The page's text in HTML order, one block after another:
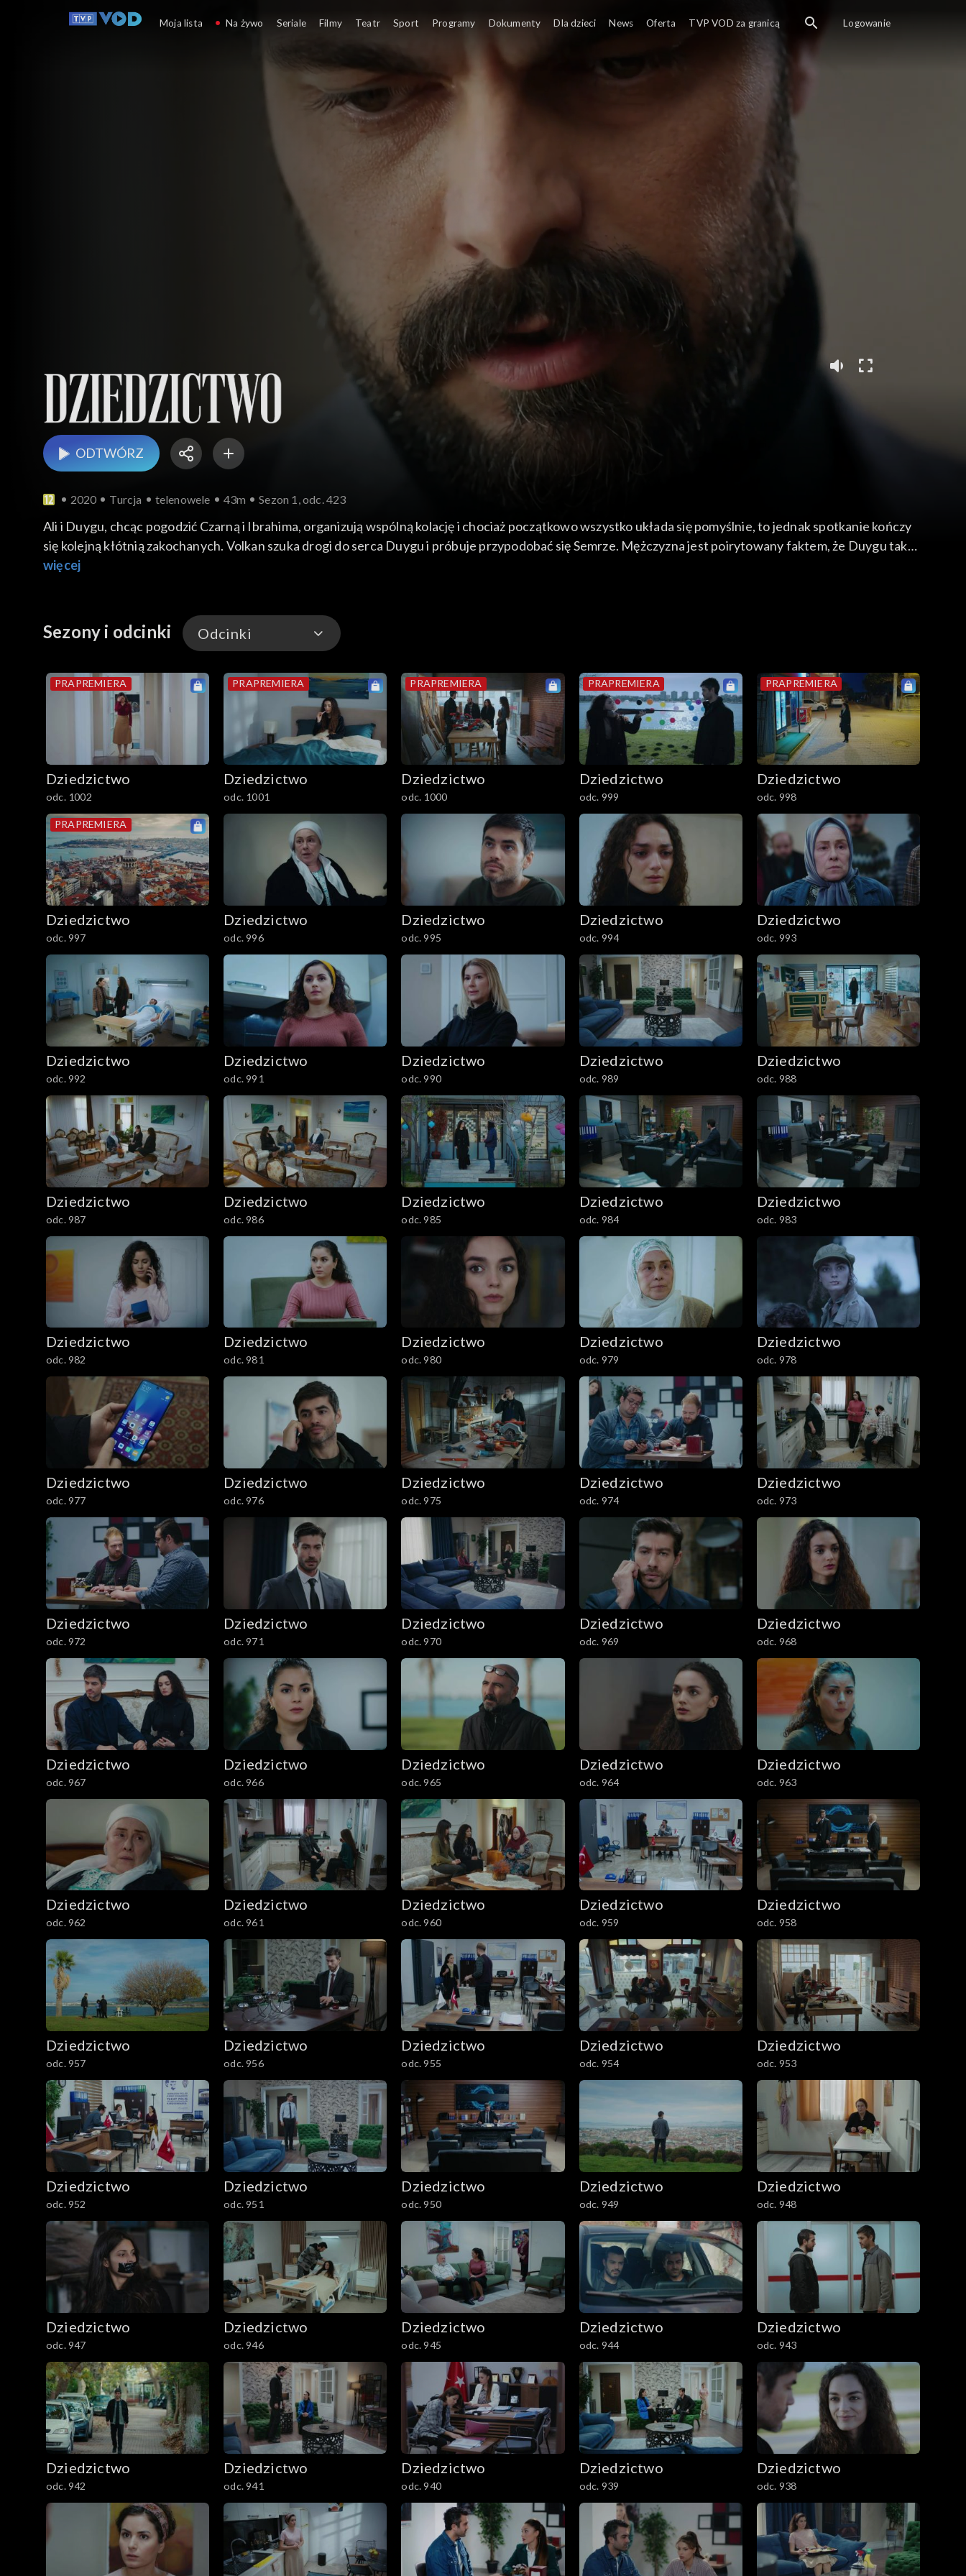
ODTWÓRZ
2020 Turcja telenowele 43m Sezon 1, odc. 423
Ali i Duygu, chcąc pogodzić Czarną i Ibrahima, organizują wspólną kolację i chociaż początkowo wszystko układa się pomyślnie, to jednak spotkanie kończy
się kolejną kłótnią zakochanych. Volkan szuka drogi do serca Duygu i próbuje przypodobać się Semrze. Mężczyzna jest poirytowany faktem, że Duygu tak
dużo czasu spędza z Alim. Canan naciska Seher, by traktowała Yamana z coraz większą obojętnością i dała mu do zrozumienia, że coś łączy ją z Fikretem.
więcej
Sezony i odcinki Odcinki
Odcinki
PRAPREMIERA
Dziedzictwo
odc. 1002
PRAPREMIERA
Dziedzictwo
odc. 1001
PRAPREMIERA
Dziedzictwo
odc. 1000
PRAPREMIERA
Dziedzictwo
odc. 999
PRAPREMIERA
Dziedzictwo
odc. 998
PRAPREMIERA
Dziedzictwo
odc. 997
Dziedzictwo
odc. 996
Dziedzictwo
odc. 995
Dziedzictwo
odc. 994
Dziedzictwo
odc. 993
Dziedzictwo
odc. 992
Dziedzictwo
odc. 991
Dziedzictwo
odc. 990
Dziedzictwo
odc. 989
Dziedzictwo
odc. 988
Dziedzictwo
odc. 987
Dziedzictwo
odc. 986
Dziedzictwo
odc. 985
Dziedzictwo
odc. 984
Dziedzictwo
odc. 983
Dziedzictwo
odc. 982
Dziedzictwo
odc. 981
Dziedzictwo
odc. 980
Dziedzictwo
odc. 979
Dziedzictwo
odc. 978
Dziedzictwo
odc. 977
Dziedzictwo
odc. 976
Dziedzictwo
odc. 975
Dziedzictwo
odc. 974
Dziedzictwo
odc. 973
Dziedzictwo
odc. 972
Dziedzictwo
odc. 971
Dziedzictwo
odc. 970
Dziedzictwo
odc. 969
Dziedzictwo
odc. 968
Dziedzictwo
odc. 967
Dziedzictwo
odc. 966
Dziedzictwo
odc. 965
Dziedzictwo
odc. 964
Dziedzictwo
odc. 963
Dziedzictwo
odc. 962
Dziedzictwo
odc. 961
Dziedzictwo
odc. 960
Dziedzictwo
odc. 959
Dziedzictwo
odc. 958
Dziedzictwo
odc. 957
Dziedzictwo
odc. 956
Dziedzictwo
odc. 955
Dziedzictwo
odc. 954
Dziedzictwo
odc. 953
Dziedzictwo
odc. 952
Dziedzictwo
odc. 951
Dziedzictwo
odc. 950
Dziedzictwo
odc. 949
Dziedzictwo
odc. 948
Dziedzictwo
odc. 947
Dziedzictwo
odc. 946
Dziedzictwo
odc. 945
Dziedzictwo
odc. 944
Dziedzictwo
odc. 943
Dziedzictwo
odc. 942
Dziedzictwo
odc. 941
Dziedzictwo
odc. 940
Dziedzictwo
odc. 939
Dziedzictwo
odc. 938
Moja lista Na żywo Seriale Filmy Teatr Sport Programy Dokumenty Dla dzieci News Oferta TVP VOD za granicą Logowanie